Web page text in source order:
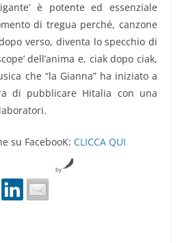
è potente ed essenziale
di tregua perché, canzone
verso, diventa lo specchio di
dell’anima e, ciak dopo ciak,
che “la Gianna” ha iniziato a
di pubblicare Hitalia con una
su FacebooK: CLICCA QUI
by